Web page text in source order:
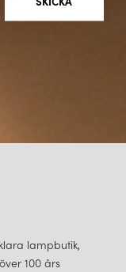
lampbutik,
100 års